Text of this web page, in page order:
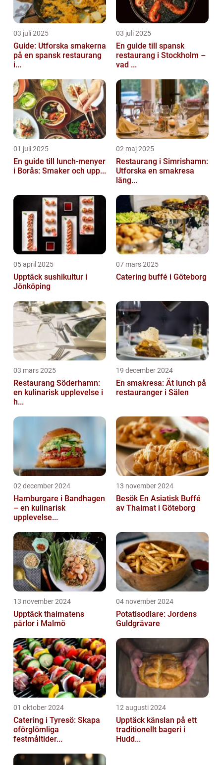
03 juli 2025
Guide: Utforska smakerna
på en spansk restaurang
i...
03 juli 2025
En guide till spansk
restaurang i Stockholm –
vad ...
01 juli 2025
En guide till lunch-menyer
i Borås: Smaker och upp...
02 maj 2025
Restaurang i Simrishamn:
Utforska en smakresa
läng...
05 april 2025
Upptäck sushikultur i
Jönköping
07 mars 2025
Catering buffé i Göteborg
03 mars 2025
Restaurang Söderhamn:
en kulinarisk upplevelse i
h...
19 december 2024
En smakresa: Ät lunch på
restauranger i Sälen
02 december 2024
Hamburgare i Bandhagen
– en kulinarisk
upplevelse...
13 november 2024
Besök En Asiatisk Buffé
av Thaimat i Göteborg
13 november 2024
Upptäck thaimatens
pärlor i Malmö
04 november 2024
Potatisodlare: Jordens
Guldgrävare
01 oktober 2024
Catering i Tyresö: Skapa
oförglömliga
festmåltider...
12 augusti 2024
Upptäck känslan på ett
traditionellt bageri i
Hudd...